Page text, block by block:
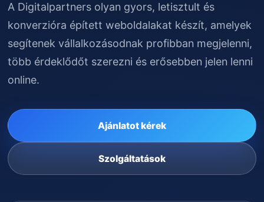
A Digitalpartners olyan gyors, letisztult és
konverzióra épített weboldalakat készít, amelyek
segítenek vállalkozásodnak profibban megjelenni,
több érdeklődőt szerezni és erősebben jelen lenni
online.
Ajánlatot kérek
Szolgáltatások